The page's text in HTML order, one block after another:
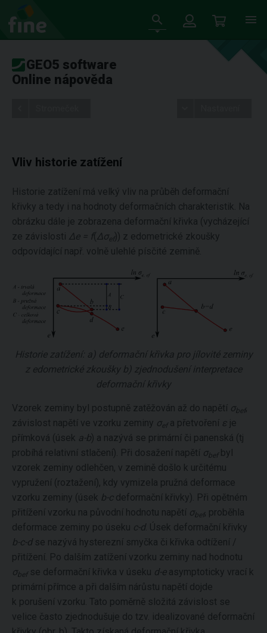
GEO5 software
Online nápověda
Vliv historie zatížení
Historie zatížení má velký vliv na průběh deformační
křivky a tedy i na hodnoty deformačních charakteristik. Na
obrázku dále je zobrazena deformační křivka (vycházející
ze závislosti Δe = f( Δσef)) z edometrické zkoušky
odpovídající např. volně ulehlé písčité zemině.
Historie zatížení: a) deformační křivka pro jílovité zeminy
z edometrické zkoušky b) zjednodušení interpretace
deformační křivky
Vzorek zeminy byl postupně zatěžován až do napětí σbef,
závislost napětí ve vzorku zeminy σef a přetvoření ε je
přímková (úsek a-b) a nazývá se primární či panenská (tj
probíhá relativní stlačení). Při dosažení napětí σbef byl
vzorek zeminy odlehčen, v zemině došlo k určitému
vypružení (roztažení), kdy vymizela pružná deformace
vzorku zeminy (úsek b-cdeformační křivky). Při opětném
přitížení vzorku na původní hodnotu napětí σbef, proběhla
deformace zeminy po úseku c-d. Úsek deformační křivky
b-c-dse nazývá hysterezní smyčka či křivka odtížení /
přitížení. Po dalším zatížení vzorku zeminy nad hodnotu
σbef se deformační křivka v úseku d-easymptoticky vrací k
primární přímce a při dalším nárůstu napětí dojde
k porušení vzorku. Tato poměrně složitá závislost se
velice často zjednodušuje do tzv. idealizované deformační